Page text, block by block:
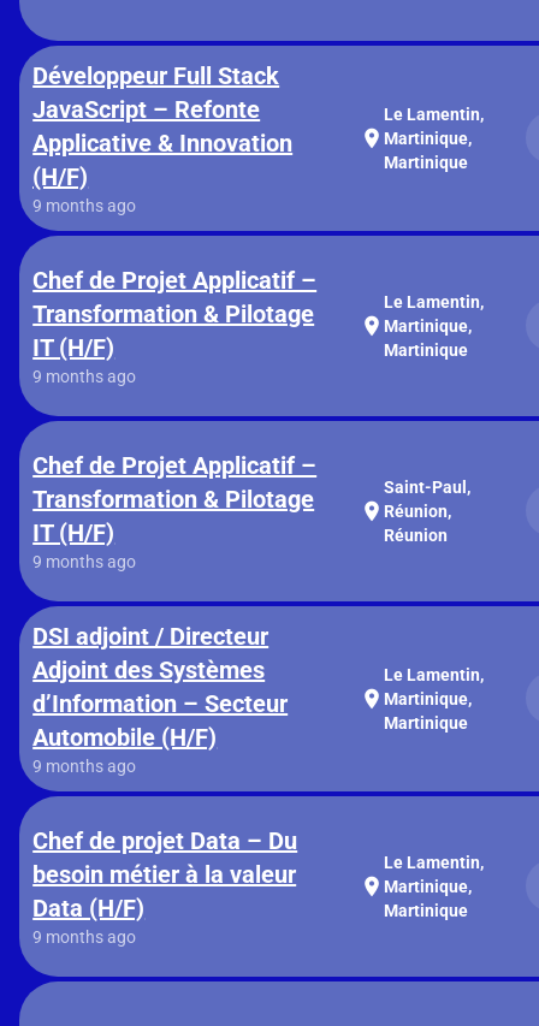
Développeur Full Stack
JavaScript – Refonte
Applicative & Innovation
(H/F)
9 months ago
location_on
Le Lamentin,
Martinique,
Martinique
Chef de Projet Applicatif –
Transformation & Pilotage
IT (H/F)
9 months ago
location_on
Le Lamentin,
Martinique,
Martinique
Chef de Projet Applicatif –
Transformation & Pilotage
IT (H/F)
9 months ago
location_on
Saint-Paul,
Réunion,
Réunion
DSI adjoint / Directeur
Adjoint des Systèmes
d’Information – Secteur
Automobile (H/F)
9 months ago
location_on
Le Lamentin,
Martinique,
Martinique
Chef de projet Data – Du
besoin métier à la valeur
Data (H/F)
9 months ago
location_on
Le Lamentin,
Martinique,
Martinique